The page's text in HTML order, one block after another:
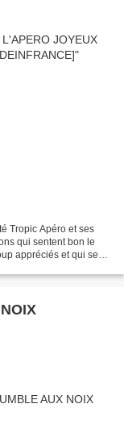
Tropic Apéro et ses
qui sentent bon le
appréciés et qui se